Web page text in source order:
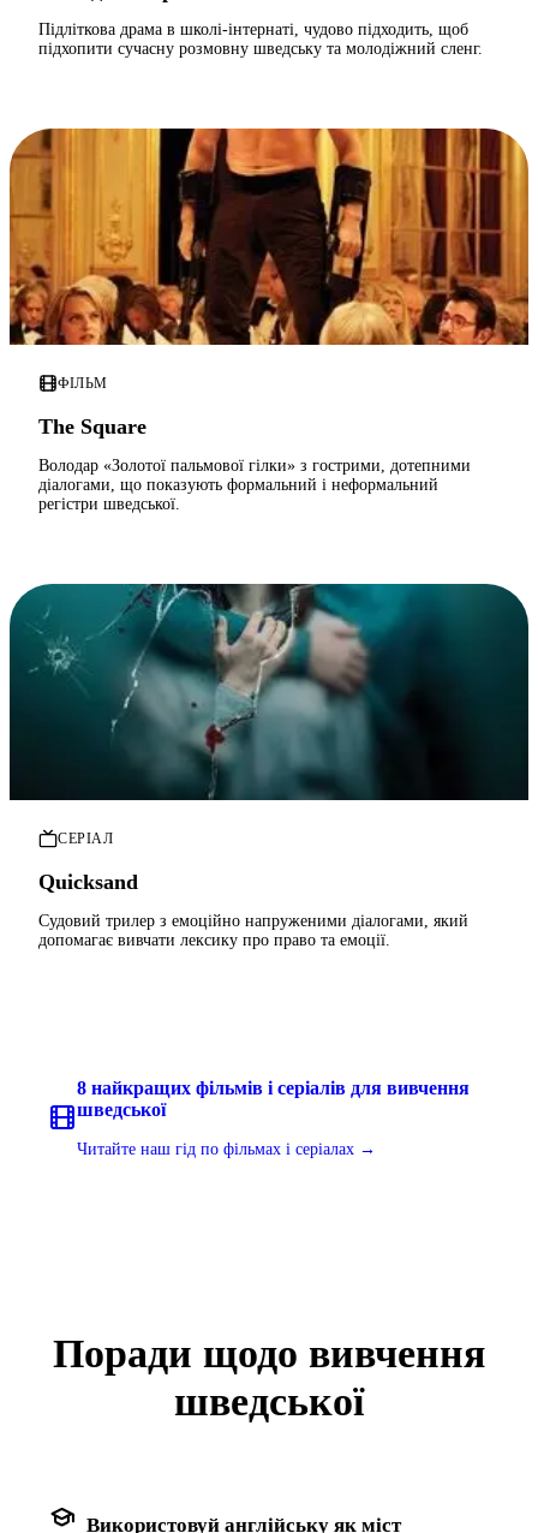
Підліткова драма в школі-інтернаті, чудово підходить, щоб
підхопити сучасну розмовну шведську та молодіжний сленг.
ФІЛЬМ
The Square
Володар «Золотої пальмової гілки» з гострими, дотепними
діалогами, що показують формальний і неформальний
регістри шведської.
СЕРІАЛ
Quicksand
Судовий трилер з емоційно напруженими діалогами, який
допомагає вивчати лексику про право та емоції.
8 найкращих фільмів і серіалів для вивчення
шведської
Читайте наш гід по фільмах і серіалах →
Поради щодо вивчення
шведської
school Використовуй англійську як міст